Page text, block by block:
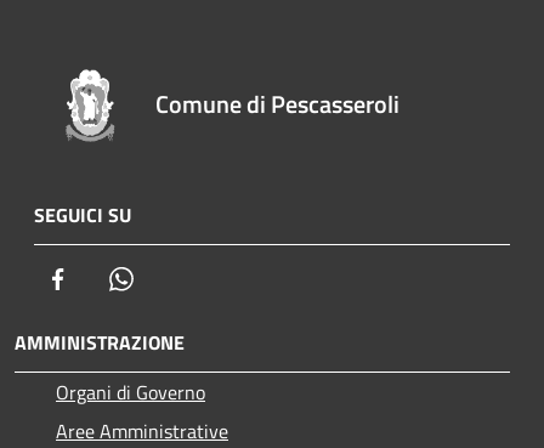
Comune di Pescasseroli
SEGUICI SU
Facebook
AMMINISTRAZIONE
Organi di Governo
Aree Amministrative